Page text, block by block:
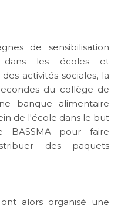
de sensibilisation
dans les écoles et
activités sociales, la
du collège de
banque alimentaire
de l'école dans le but
BASSMA pour faire
des paquets
alors organisé une